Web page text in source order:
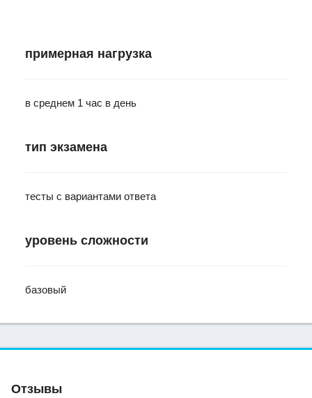
примерная нагрузка
в среднем 1 час в день
тип экзамена
тесты с вариантами ответа
уровень сложности
базовый
Отзывы